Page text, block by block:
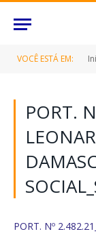
VOCÊ ESTÁ EM:
PORT.
PORT. Nº